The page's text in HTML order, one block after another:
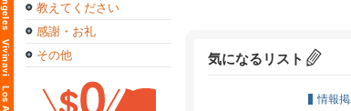
教えてください
感謝・お礼
その他
気になるリスト
情報